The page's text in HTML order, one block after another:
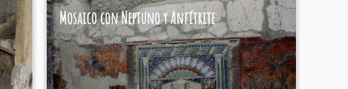
Mosaico con Neptuno y Anfítrite